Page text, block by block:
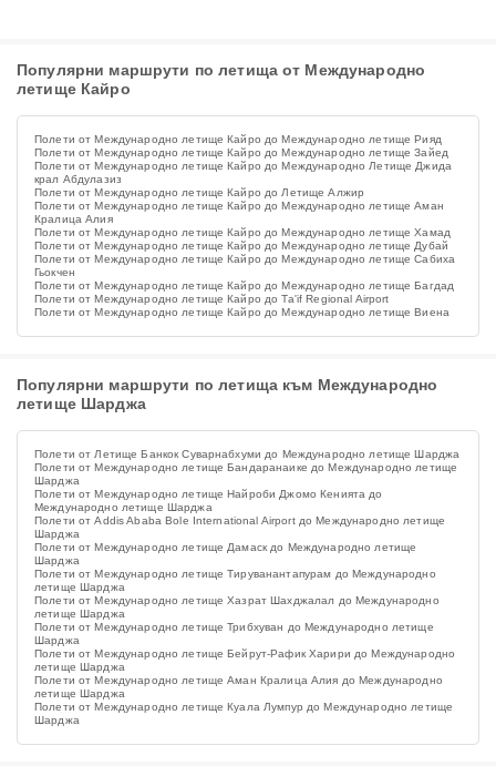
Популярни маршрути по летища от Международно
летище Кайро
Полети от Международно летище Кайро до Международно летище Рияд
Полети от Международно летище Кайро до Международно летище Зайед
Полети от Международно летище Кайро до Международно Летище Джида
крал Абдулазиз
Полети от Международно летище Кайро до Летище Алжир
Полети от Международно летище Кайро до Международно летище Аман
Кралица Алия
Полети от Международно летище Кайро до Международно летище Хамад
Полети от Международно летище Кайро до Международно летище Дубай
Полети от Международно летище Кайро до Международно летище Сабиха
Гьокчен
Полети от Международно летище Кайро до Международно летище Багдад
Полети от Международно летище Кайро до Ta'if Regional Airport
Полети от Международно летище Кайро до Международно летище Виена
Популярни маршрути по летища към Международно
летище Шарджа
Полети от Летище Банкок Суварнабхуми до Международно летище Шарджа
Полети от Международно летище Бандаранаике до Международно летище
Шарджа
Полети от Международно летище Найроби Джомо Кенията до
Международно летище Шарджа
Полети от Addis Ababa Bole International Airport до Международно летище
Шарджа
Полети от Международно летище Дамаск до Международно летище
Шарджа
Полети от Международно летище Тируванантапурам до Международно
летище Шарджа
Полети от Международно летище Хазрат Шахджалал до Международно
летище Шарджа
Полети от Международно летище Трибхуван до Международно летище
Шарджа
Полети от Международно летище Бейрут-Рафик Харири до Международно
летище Шарджа
Полети от Международно летище Аман Кралица Алия до Международно
летище Шарджа
Полети от Международно летище Куала Лумпур до Международно летище
Шарджа